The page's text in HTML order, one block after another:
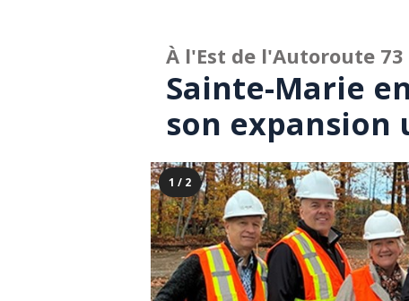
À l'Est de l'Autoroute 73
Sainte-Marie
son expansion
1 / 2